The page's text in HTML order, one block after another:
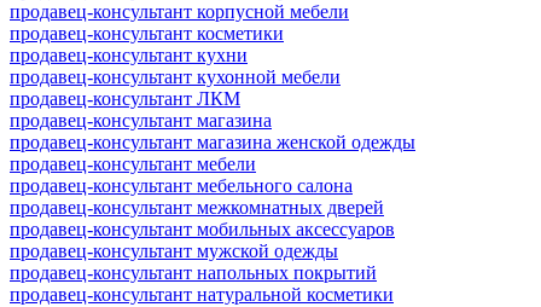
продавец-консультант корпусной мебели
продавец-консультант косметики
продавец-консультант кухни
продавец-консультант кухонной мебели
продавец-консультант ЛКМ
продавец-консультант магазина
продавец-консультант магазина женской одежды
продавец-консультант мебели
продавец-консультант мебельного салона
продавец-консультант межкомнатных дверей
продавец-консультант мобильных аксессуаров
продавец-консультант мужской одежды
продавец-консультант напольных покрытий
продавец-консультант натуральной косметики